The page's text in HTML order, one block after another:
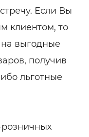
Если Вы
клиентом, то
выгодные
получив
льготные